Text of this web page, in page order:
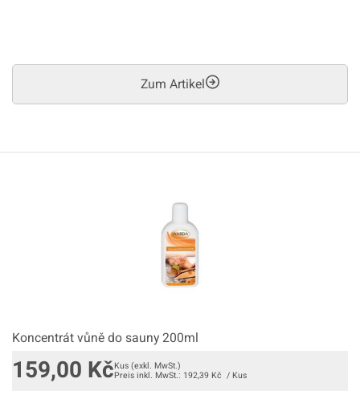
Zum Artikel
Koncentrát vůně do sauny 200ml
159,00 KčKus (exkl. MwSt.)
Preis inkl. MwSt.: 192,39 Kč / Kus